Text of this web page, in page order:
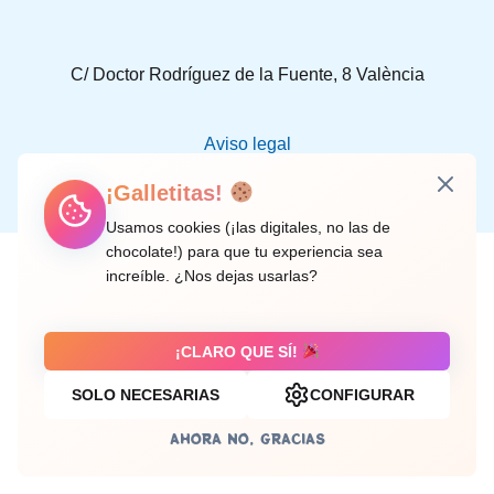
C/ Doctor Rodríguez de la Fuente, 8 València
Aviso legal
¡Galletitas!
Usamos cookies (¡las digitales, no las de
chocolate!) para que tu experiencia sea
increíble. ¿Nos dejas usarlas?
¡CLARO QUE SÍ!
SOLO NECESARIAS CONFIGURAR
AHORA NO, GRACIAS